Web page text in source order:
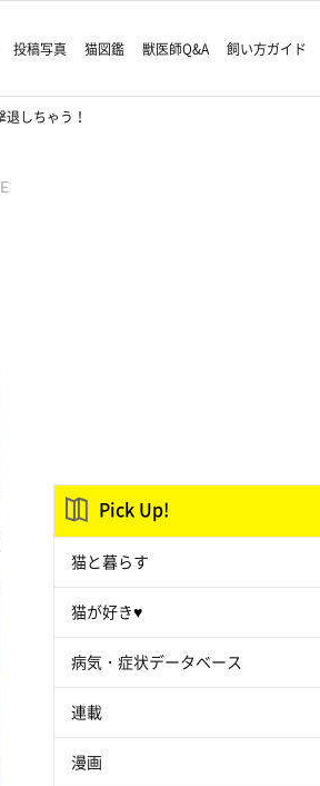
投稿写真 猫図鑑 獣医師Q&A 飼い方ガイド
しちゃう！
Pick Up!
猫と暮らす
猫が好き♥
病気・症状データベース
連載
漫画